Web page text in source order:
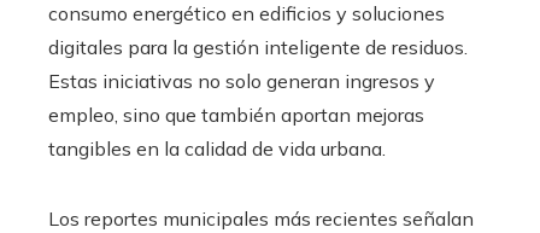
consumo energético en edificios y soluciones
digitales para la gestión inteligente de residuos.
Estas iniciativas no solo generan ingresos y
empleo, sino que también aportan mejoras
tangibles en la calidad de vida urbana.
Los reportes municipales más recientes señalan